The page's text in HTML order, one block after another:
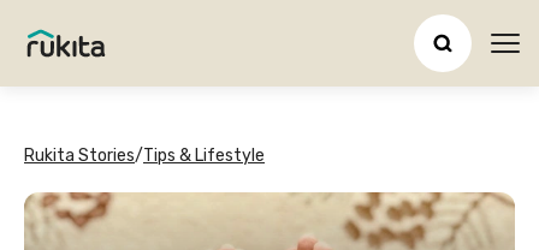
Rukita Stories/Tips & Lifestyle